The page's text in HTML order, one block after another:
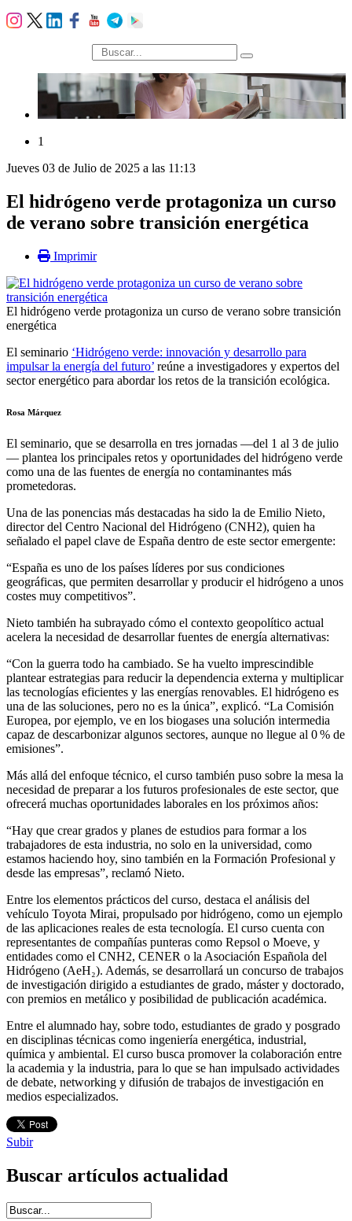
búsqueda
1
Jueves 03 de Julio de 2025 a las 11:13
El hidrógeno verde protagoniza un curso
de verano sobre transición energética
Imprimir
El hidrógeno verde protagoniza un curso de verano sobre transición
energética
El seminario ‘Hidrógeno verde: innovación y desarrollo para
impulsar la energía del futuro’ reúne a investigadores y expertos del
sector energético para abordar los retos de la transición ecológica.
Rosa Márquez
El seminario, que se desarrolla en tres jornadas —del 1 al 3 de julio
— plantea los principales retos y oportunidades del hidrógeno verde
como una de las fuentes de energía no contaminantes más
prometedoras.
Una de las ponencias más destacadas ha sido la de Emilio Nieto,
director del Centro Nacional del Hidrógeno (CNH2), quien ha
señalado el papel clave de España dentro de este sector emergente:
“España es uno de los países líderes por sus condiciones
geográficas, que permiten desarrollar y producir el hidrógeno a unos
costes muy competitivos”.
Nieto también ha subrayado cómo el contexto geopolítico actual
acelera la necesidad de desarrollar fuentes de energía alternativas:
“Con la guerra todo ha cambiado. Se ha vuelto imprescindible
plantear estrategias para reducir la dependencia externa y multiplicar
las tecnologías eficientes y las energías renovables. El hidrógeno es
una de las soluciones, pero no es la única”, explicó. “La Comisión
Europea, por ejemplo, ve en los biogases una solución intermedia
capaz de descarbonizar algunos sectores, aunque no llegue al 0 % de
emisiones”.
Más allá del enfoque técnico, el curso también puso sobre la mesa la
necesidad de preparar a los futuros profesionales de este sector, que
ofrecerá muchas oportunidades laborales en los próximos años:
“Hay que crear grados y planes de estudios para formar a los
trabajadores de esta industria, no solo en la universidad, como
estamos haciendo hoy, sino también en la Formación Profesional y
desde las empresas”, reclamó Nieto.
Entre los elementos prácticos del curso, destaca el análisis del
vehículo Toyota Mirai, propulsado por hidrógeno, como un ejemplo
de las aplicaciones reales de esta tecnología. El curso cuenta con
representantes de compañías punteras como Repsol o Moeve, y
entidades como el CNH2, CENER o la Asociación Española del
Hidrógeno (AeH₂). Además, se desarrollará un concurso de trabajos
de investigación dirigido a estudiantes de grado, máster y doctorado,
con premios en metálico y posibilidad de publicación académica.
Entre el alumnado hay, sobre todo, estudiantes de grado y posgrado
en disciplinas técnicas como ingeniería energética, industrial,
química y ambiental. El curso busca promover la colaboración entre
la academia y la industria, para lo que se han impulsado actividades
de debate, networking y difusión de trabajos de investigación en
medios especializados.
Subir
Buscar artículos actualidad
Introduce términos de búsqueda